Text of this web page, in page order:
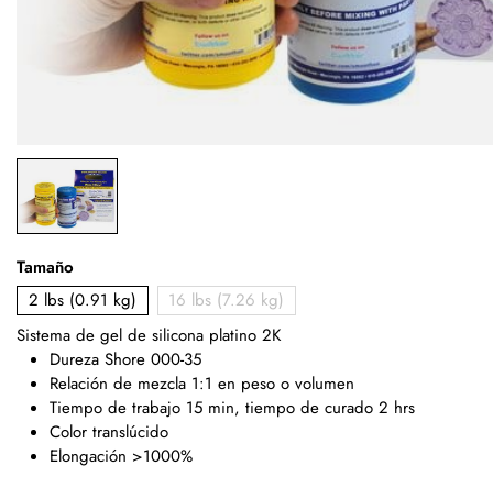
Tamaño
2 lbs (0.91 kg)
16 lbs (7.26 kg)
Sistema de gel de silicona platino 2K
Dureza Shore 000-35
Relación de mezcla 1:1 en peso o volumen
Tiempo de trabajo 15 min, tiempo de curado 2 hrs
Color translúcido
Elongación >1000%